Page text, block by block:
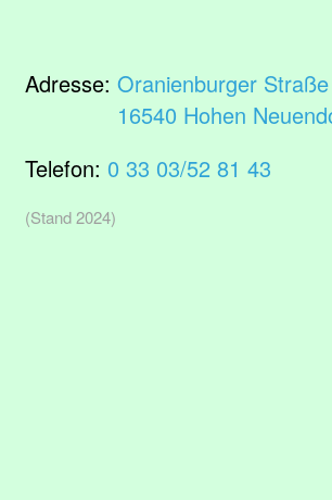
Adresse: Oranienburger
16540 Hohen
Telefon: 0 33 03/52 81 43
(Stand 2024)